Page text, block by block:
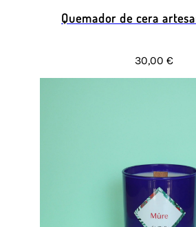
Quemador de cera
30,00 €